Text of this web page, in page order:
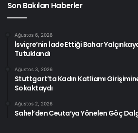
Son Bakılan Haberler
Ağustos 6, 2026
İsviçre’nin İade Ettiği Bahar
Tutuklandı
Ağustos 3, 2026
Stuttgart’ta Kadın Katliamı
Sokaktaydı
Ağustos 2, 2026
Sahel’den Ceuta’ya Yönelen Göç